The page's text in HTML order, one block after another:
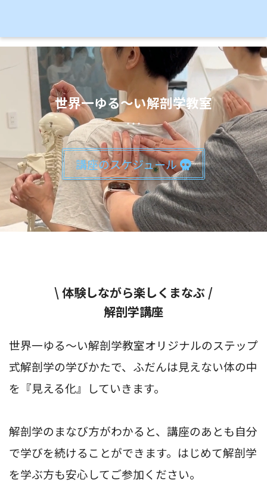
世界一ゆる〜い解剖学教室
* * *
講座のスケジュール
\ 体験しながら楽しくまなぶ /
解剖学講座
世界一ゆる〜い解剖学教室オリジナルのステップ
式解剖学の学びかたで、ふだんは見えない体の中
を『見える化』していきます。
解剖学のまなび方がわかると、講座のあとも自分
で学びを続けることができます。はじめて解剖学
を学ぶ方も安心してご参加ください。